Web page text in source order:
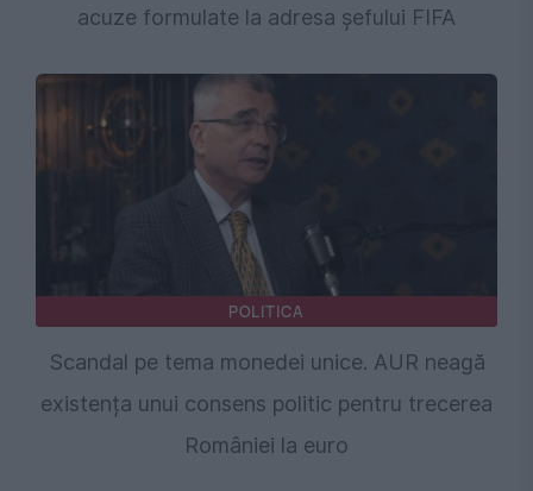
acuze formulate la adresa șefului FIFA
POLITICA
Scandal pe tema monedei unice. AUR neagă
existența unui consens politic pentru trecerea
României la euro